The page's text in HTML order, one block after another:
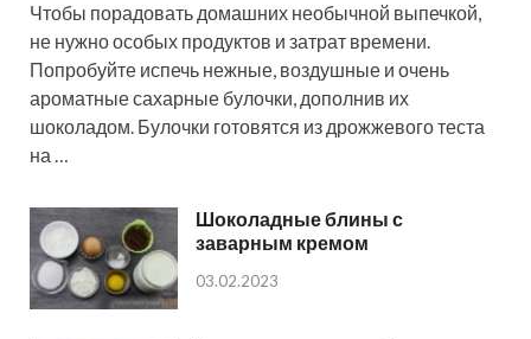
Чтобы порадовать домашних необычной выпечкой,
не нужно особых продуктов и затрат времени.
Попробуйте испечь нежные, воздушные и очень
ароматные сахарные булочки, дополнив их
шоколадом. Булочки готовятся из дрожжевого теста
на …
Шоколадные блины с
заварным кремом
03.02.2023